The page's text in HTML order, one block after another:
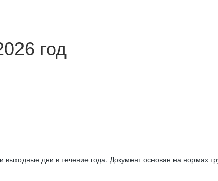
год
дни в течение года. Документ основан на нормах